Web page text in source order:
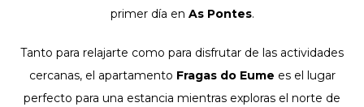
primer día en As Pontes.
Tanto para relajarte como para disfrutar de las actividades
cercanas, el apartamento Fragas do Eume es el lugar
perfecto para una estancia mientras exploras el norte de